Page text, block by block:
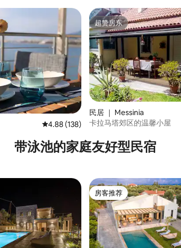
376 条评价
平均评分 4.88 分（满分 5 分），共 138 条
4.88 (138)
超赞房东
超赞房东
民居 ｜ Messinia
卡拉马塔郊区的温馨小屋
带泳池的家庭友好型民宿
房客推荐
房客推荐